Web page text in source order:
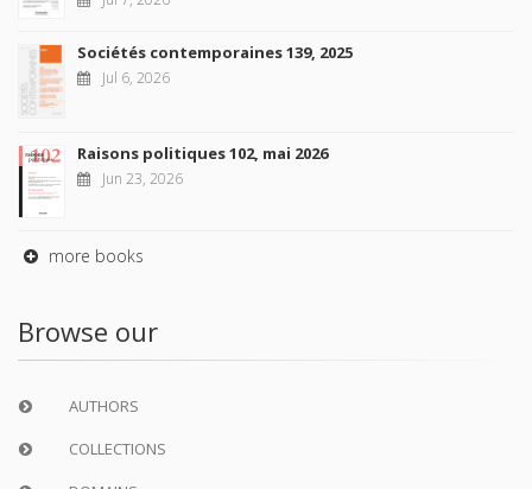
Sociétés contemporaines 139, 2025
Jul 6, 2026
Raisons politiques 102, mai 2026
Jun 23, 2026
more books
Browse our
AUTHORS
COLLECTIONS